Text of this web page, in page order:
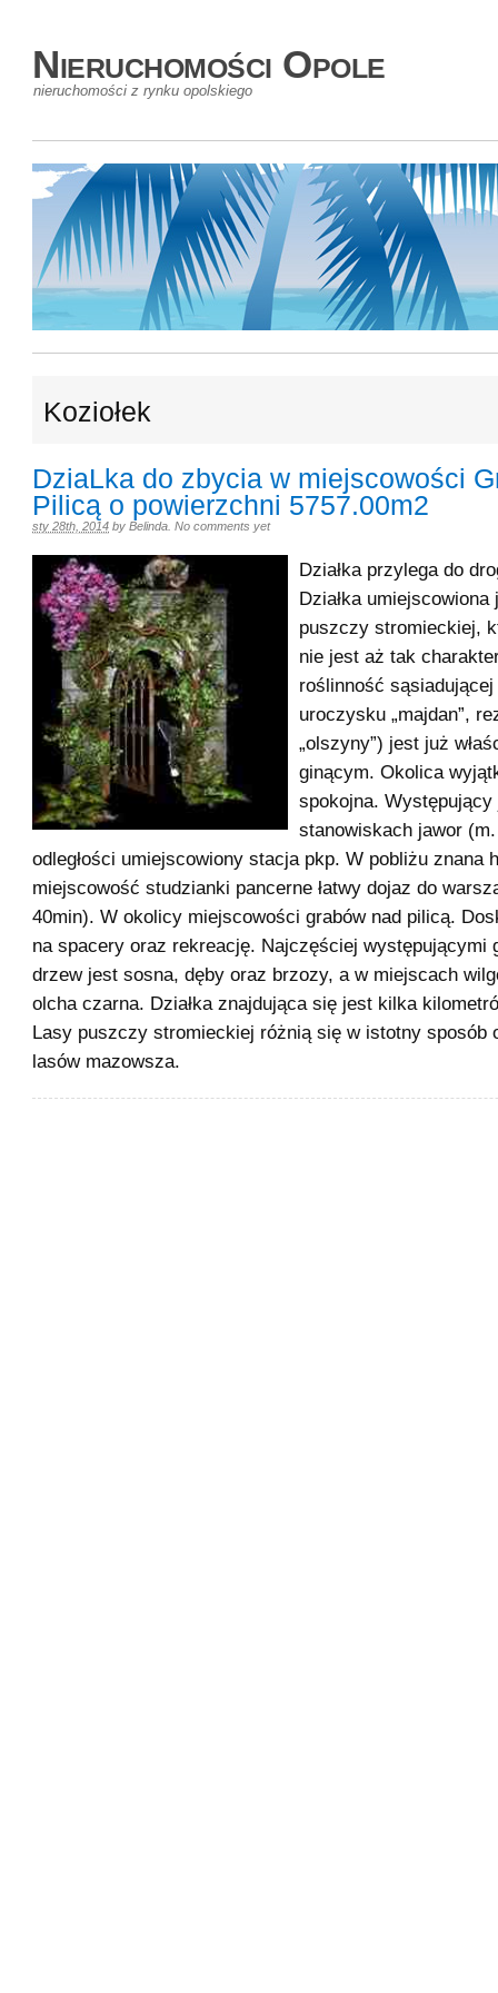
Nieruchomości Opole
nieruchomości z rynku opolskiego
Koziołek
DziaLka do zbycia w miejscowości
Pilicą o powierzchni 5757.00m2
sty 28th, 2014 by Belinda No comments yet
Działka przylega do
Działka
puszczy stromieckiej,
nie jest aż tak
roślinność
uroczysku „majdan”,
„olszyny”) jest już
ginącym. Okolica
spokojna.
stanowiskach jawor
odległości umiejscowiony stacja pkp. W pobliżu znana
miejscowość studzianki pancerne łatwy dojaz do
40min). W okolicy miejscowości grabów nad pilicą.
na spacery oraz rekreację. Najczęściej występującymi
drzew jest sosna, dęby oraz brzozy, a w miejscach
olcha czarna. Działka znajdująca się jest kilka
Lasy puszczy stromieckiej różnią się w istotny sposób
lasów mazowsza.